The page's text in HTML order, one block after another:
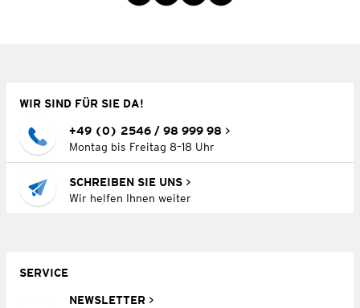
WIR SIND FÜR SIE DA!
+49 (0) 2546 / 98 999 98
Montag bis Freitag 8–18 Uhr
SCHREIBEN SIE UNS
Wir helfen Ihnen weiter
SERVICE
NEWSLETTER